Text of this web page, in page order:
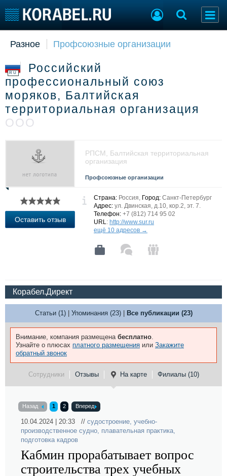
Судостроение
Новости
Компании
Репутация
Работа
Крюинг
Торговая площадка
Продажа флота
Оборудование
Изделия
Материалы
Конференции
Выставки и семинары
Личности
Словарь
Флот
Форум
Отзывы
Все службы
Разное Профсоюзные организации
RU
Российский
профессиональный союз
моряков, Балтийская
территориальная организация
ООО
РПСМ, Балтийская территориальная
организация
Профсоюзные организации
Оставить отзыв
Страна: Россия, Город: Санкт-Петербург
Адрес: ул. Двинская, д.10, кор.2, эт. 7.
Телефон: +7 (812) 714 95 02
URL: http://www.sur.ru
ещё 10 адресов →
Корабел.Директ
Статьи (1)| Упоминания (23)| Все публикации (23)
Внимание, компания размещена бесплатно.
Узнайте о плюсах платного размещения или Закажите
обратный звонок
Сотрудники Отзывы На карте Филиалы (10)
Назад 1 2 Вперед
10.04.2024 | 20:33 // судостроение, учебно-
производственное судно, плавательная практика,
подготовка кадров
Кабмин прорабатывает вопрос
строительства трех учебных